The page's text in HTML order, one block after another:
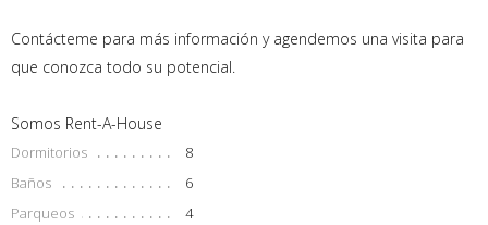
Contácteme para más información y agendemos una visita para
que conozca todo su potencial.
Somos Rent-A-House
Dormitorios
8
Baños
6
Parqueos
4